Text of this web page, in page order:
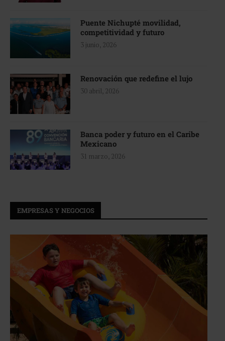
Puente Nichupté movilidad,
competitividad y futuro
3 junio, 2026
Renovación que redefine el lujo
30 abril, 2026
Banca poder y futuro en el Caribe
Mexicano
31 marzo, 2026
EMPRESAS Y NEGOCIOS